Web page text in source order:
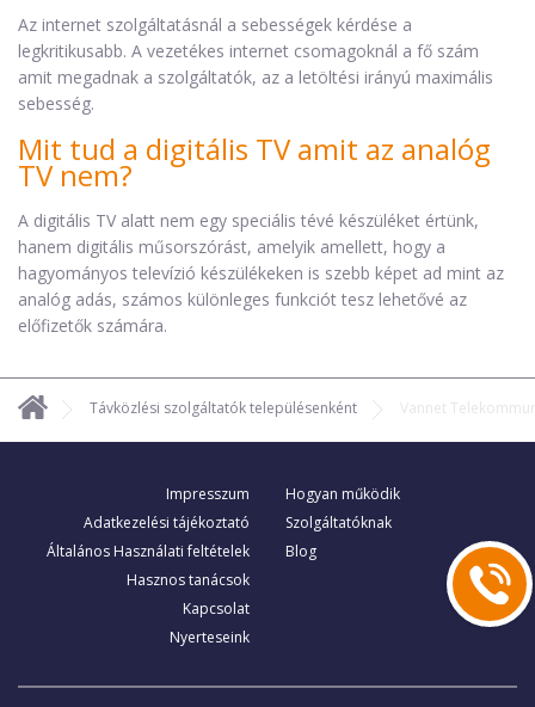
Az internet szolgáltatásnál a sebességek kérdése a
legkritikusabb. A vezetékes internet csomagoknál a fő szám
amit megadnak a szolgáltatók, az a letöltési irányú maximális
sebesség.
Mit tud a digitális TV amit az analóg
TV nem?
A digitális TV alatt nem egy speciális tévé készüléket értünk,
hanem digitális műsorszórást, amelyik amellett, hogy a
hagyományos televízió készülékeken is szebb képet ad mint az
analóg adás, számos különleges funkciót tesz lehetővé az
előfizetők számára.
Távközlési szolgáltatók településenként Vannet
Impresszum
Adatkezelési tájékoztató
Általános Használati feltételek
Hasznos tanácsok
Kapcsolat
Nyerteseink
Hogyan működik
Szolgáltatóknak
Blog